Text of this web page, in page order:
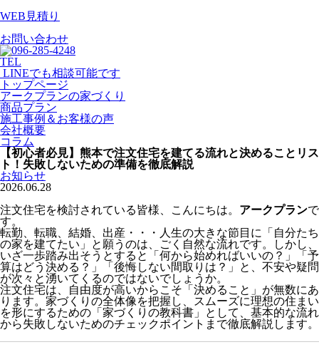
WEB見積り
お問い合わせ
TEL
LINEでも相談可能です
トップページ
アークプランの家づくり
商品プラン
施工事例＆お客様の声
会社概要
コラム
【初心者必見】熊本で注文住宅を建てる流れと決めることリス
ト！失敗しないための準備を徹底解説
お知らせ
2026.06.28
注文住宅を検討されている皆様、こんにちは。 アークプランで
す。
転勤、転職、結婚、出産・・・人生の大きな節目に「自分たち
の家を建てたい」と願うのは、ごく自然な流れです。しかし、
いざ一歩踏み出そうとすると「何から始めればいいの？」「予
算はどう決める？」「後悔しない間取りは？」と、不安や疑問
が次々と湧いてくるのではないでしょうか。
注文住宅は、自由度が高いからこそ「決めること」が無数にあ
ります。家づくりの全体像を把握し、スムーズに理想の住まい
を形にするための「家づくりの教科書」として、基本的な流れ
から失敗しないためのチェックポイントまで徹底解説します。